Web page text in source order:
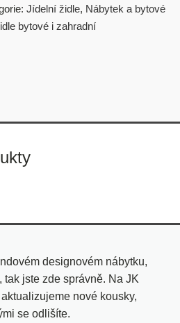
Jídelní židle, Nábytek a bytové
bytové i zahradní
designovém nábytku,
tak jste zde správně. Na JK
nové kousky,
se odlišíte.